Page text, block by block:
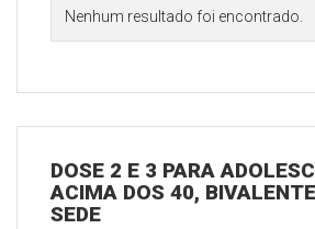
Nenhum resultado foi encontrado.
DOSE 2 E 3 PARA
ACIMA DOS 40,
SEDE